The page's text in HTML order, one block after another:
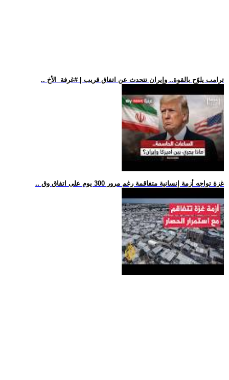
.. ترامب يلوّح بالقوة.. وإيران تتحدث عن اتفاق قريب | #غرفة_الأخ
.. غزة تواجه أزمة إنسانية متفاقمة رغم مرور 300 يوم على اتفاق وق